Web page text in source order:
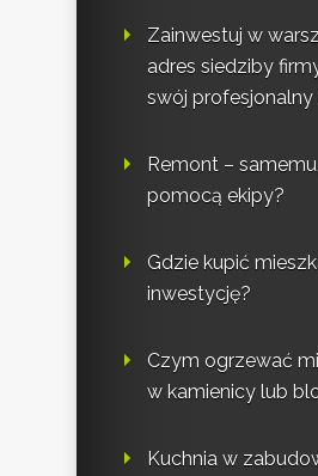
Zainwestuj w
adres siedziby
swój profesjonalny
Remont –
pomocą ekipy?
Gdzie kupić
inwestycję?
Czym ogrzewać
w kamienicy lub
Kuchnia w